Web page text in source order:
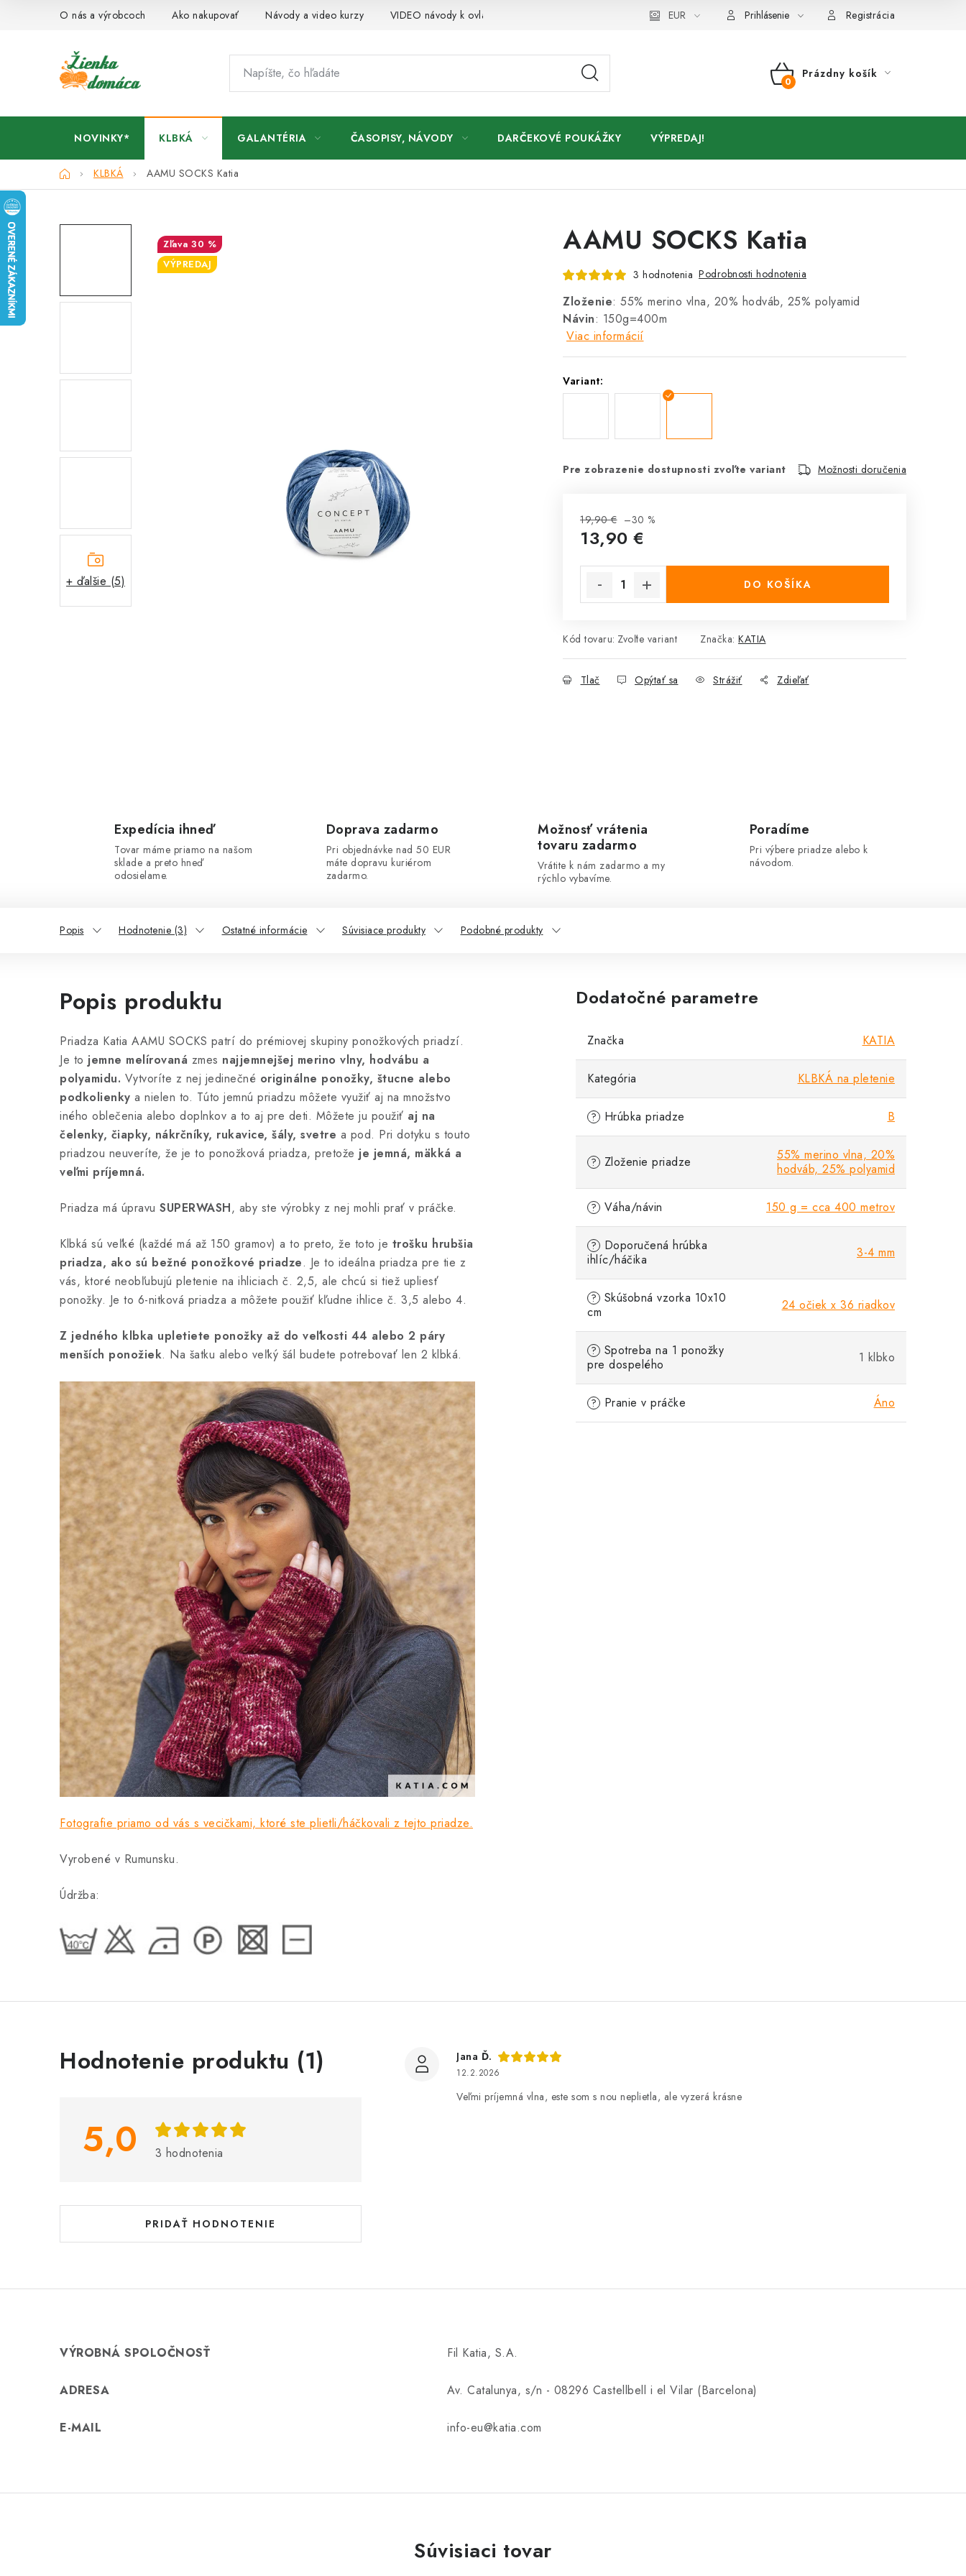
O nás a výrobcoch Ako nakupovať Návody a video kurzy VIDEO návody k ovládaniu e-shopu KontaktyEUR Prihlásenie Registrácia
NÁKUPNÝ
Prázdny košík
NOVINKY* KLBKÁ GALANTÉRIA ČASOPISY, NÁVODY DARČEKOVÉ POUKÁŽKY VÝPREDAJ!
DomovKLBKÁ AAMU SOCKS Katia
+ ďalšie (5)
AAMU SOCKS Katia
3 hodnotenia Podrobnosti hodnotenia
Zloženie: 55% merino vlna, 20% hodváb, 25% polyamid
Návin: 150g=400m
Viac informácií
Variant:
Pre zobrazenie dostupnosti zvoľte variant Možnosti doručenia
19,90 € –30 %
13,90 €
DO KOŠÍKA
Kód tovaru: Zvoľte variant Značka: KATIA
Tlač Opýtať sa Strážiť Zdieľať
30 %
VÝPREDAJ
Expedícia ihneď
Tovar máme priamo na našom
sklade a preto hneď
odosielame.
Doprava zadarmo
Pri objednávke nad 50 EUR
máte dopravu kuriérom
zadarmo.
Možnosť vrátenia
tovaru zadarmo
Vrátite k nám zadarmo a my
rýchlo vybavíme.
Poradíme
Pri výbere priadze alebo k
návodom.
Popis Hodnotenie (3) Ostatné informácie Súvisiace produkty Podobné produkty
Popis produktu
Priadza Katia AAMU SOCKS patrí do prémiovej skupiny ponožkových priadzí.
Je to jemne melírovaná zmes najjemnejšej merino vlny, hodvábu a
polyamidu. Vytvoríte z nej jedinečné originálne ponožky, štucne alebo
podkolienky a nielen to. Túto jemnú priadzu môžete využiť aj na množstvo
iného oblečenia alebo doplnkov a to aj pre deti. Môžete ju použiť aj na
čelenky, čiapky, nákrčníky, rukavice, šály, svetre a pod. Pri dotyku s touto
priadzou neuveríte, že je to ponožková priadza, pretože je jemná, mäkká a
veľmi príjemná.
Priadza má úpravu SUPERWASH, aby ste výrobky z nej mohli prať v práčke.
Klbká sú veľké (každé má až 150 gramov) a to preto, že toto je trošku hrubšia
priadza, ako sú bežné ponožkové priadze. Je to ideálna priadza pre tie z
vás, ktoré neobľubujú pletenie na ihliciach č. 2,5, ale chcú si tiež upliesť
ponožky. Je to 6-nitková priadza a môžete použiť kľudne ihlice č. 3,5 alebo 4.
Z jedného klbka upletiete ponožky až do veľkosti 44 alebo 2 páry
menších ponožiek. Na šatku alebo veľký šál budete potrebovať len 2 klbká.
Fotografie priamo od vás s vecičkami, ktoré ste plietli/háčkovali z tejto priadze.
Vyrobené v Rumunsku.
Údržba:
Dodatočné parametre
Značka KATIA
Kategória KLBKÁ na pletenie
? Hrúbka priadze B
? Zloženie priadze
55% merino vlna, 20%
hodváb, 25% polyamid
? Váha/návin 150 g = cca 400 metrov
? Doporučená hrúbka
ihlíc/háčika
3-4 mm
? Skúšobná vzorka 10x10
cm
24 očiek x 36 riadkov
? Spotreba na 1 ponožky
pre dospelého
1 klbko
? Pranie v práčke Áno
Hodnotenie produktu (1)
5,0 3 hodnotenia
PRIDAŤ HODNOTENIE
V
o
n
t
n
í
Jana Ď.
12.2.2026
Veľmi príjemná vlna, este som s nou neplietla, ale vyzerá krásne
VÝROBNÁ SPOLOČNOSŤ Fil Katia, S.A.
ADRESA Av. Catalunya, s/n - 08296 Castellbell i el Vilar (Barcelona)
E-MAIL info-eu@katia.com
Súvisiaci tovar